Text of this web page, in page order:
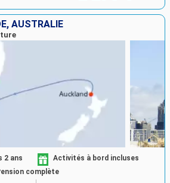
AUSTRALIE
2 ans
Activités à bord incluses
complète